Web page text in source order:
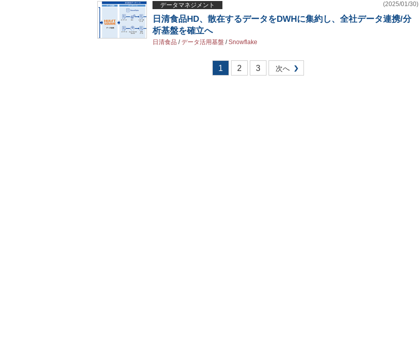
データマネジメント (2025/01/30)
日清食品HD、散在するデータをDWHに集約し、全社データ連携/分
析基盤を確立へ
日清食品 /データ活用基盤 /Snowflake
1 2 3 次へ